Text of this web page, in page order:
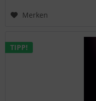
Merken
TIPP!